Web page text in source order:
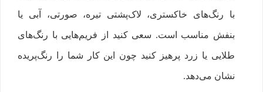
با رنگ‌های خاکستری، لاک‌پشتی تیره، صورتی، آبی یا
بنفش مناسب است. سعی کنید از فریم‌هایی با رنگ‌های
طلایی یا زرد پرهیز کنید چون این کار شما را رنگ‌پریده
نشان می‌دهد.